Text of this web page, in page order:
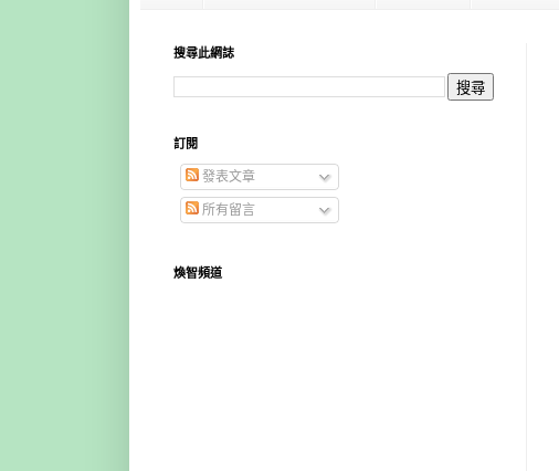
搜尋此網誌
訂閱
發表文章
所有留言
煥智頻道